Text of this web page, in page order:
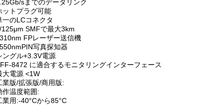
sまでのデータリンク
ットプラグ可能
一のLCコネクタ
125μm SMFで最大3km
FPレーザー送信機
写真探知器
ングル+3.3V電源
8472 に適合するモニタリングインターフェース
大電源 <1W
業版/拡張版/商用版:
作温度範囲:
業用:-40°Cから85°C